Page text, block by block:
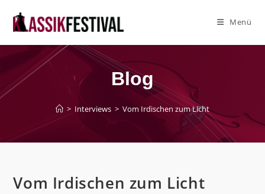
Inhalt
Menü
Blog
> Interviews > Vom Irdischen zum Licht
Vom Irdischen zum Licht